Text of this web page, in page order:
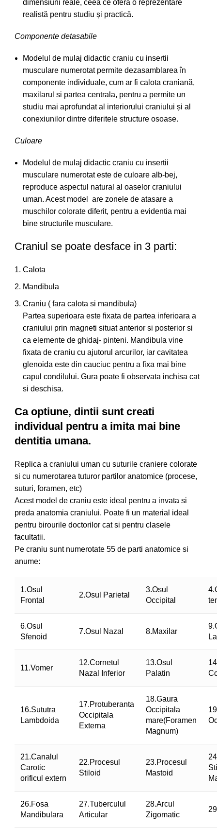
dimensiuni reale, ceea ce oferă o reprezentare
realistă pentru studiu și practică.
Componente detasabile
Modelul de mulaj didactic craniu cu insertii
musculare numerotat permite dezasamblarea în
componente individuale, cum ar fi calota craniană,
maxilarul si partea centrala, pentru a permite un
studiu mai aprofundat al interiorului craniului și al
conexiunilor dintre diferitele structure osoase.
Culoare
Modelul de mulaj didactic craniu cu insertii
musculare numerotat este de culoare alb-bej,
reproduce aspectul natural al oaselor craniului
uman. Acest model are zonele de atasare a
muschilor colorate diferit, pentru a evidentia mai
bine structurile musculare.
Craniul se poate desface in 3 parti:
Calota
Mandibula
Craniu ( fara calota si mandibula)
Partea superioara este fixata de partea inferioara a
craniului prin magneti situat anterior si posterior si
ca elemente de ghidaj- pinteni. Mandibula vine
fixata de craniu cu ajutorul arcurilor, iar cavitatea
glenoida este din cauciuc pentru a fixa mai bine
capul condilului. Gura poate fi observata inchisa cat
si deschisa.
Ca optiune, dintii sunt creati
individual pentru a imita mai bine
dentitia umana.
Replica a craniului uman cu suturile craniere colorate
si cu numerotarea tuturor partilor anatomice (procese,
suturi, foramen, etc)
Acest model de craniu este ideal pentru a invata si
preda anatomia craniului. Poate fi un material ideal
pentru birourile doctorilor cat si pentru clasele
facultatii.
Pe craniu sunt numerotate 55 de parti anatomice si
anume:
1.Osul
Frontal
2.Osul Parietal
3.Osul
Occipital
6.Osul
Sfenoid
7.Osul Nazal 8.Maxilar
11.Vomer
12.Cornetul
Nazal Inferior
13.Osul
Palatin
16.Sututra
Lambdoida
17.Protuberanta
Occipitala
Externa
18.Gaura
Occipitala
mare(Foramen
Magnum)
21.Canalul
Carotic
orificul extern
22.Procesul
Stiloid
23.Procesul
Mastoid
26.Fosa
Mandibulara
27.Tuberculul
Articular
28.Arcul
Zigomatic